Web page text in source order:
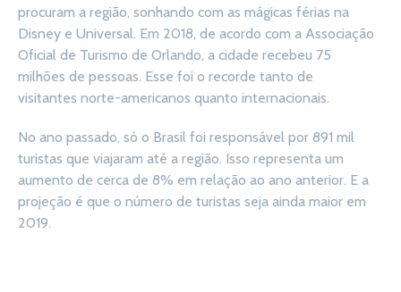
procuram a região, sonhando com as mágicas férias na
Disney e Universal. Em 2018, de acordo com a Associação
Oficial de Turismo de Orlando, a cidade recebeu 75
milhões de pessoas. Esse foi o recorde tanto de
visitantes norte-americanos quanto internacionais.
No ano passado, só o Brasil foi responsável por 891 mil
turistas que viajaram até a região. Isso representa um
aumento de cerca de 8% em relação ao ano anterior. E a
projeção é que o número de turistas seja ainda maior em
2019.